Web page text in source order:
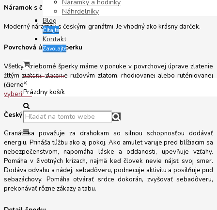
Náramky a hodinky
Náhrdelníky
Blog
Čítajte
Kontakt
Zavolajte
Prázdny košík
×
Prázdny košík
Náramok s českým granátom
Moderný náramok s českými granátmi. Je vhodný ako krásny darček.
Povrchová úprava šperku
Všetky strieborné šperky máme v ponuke v povrchovej úprave zlatenie
žltým zlatom, zlatenie ružovým zlatom, rhodiovanej alebo ruténiovanej
(čierne antik striebro). Záleží len od Vašej chuti a od Vášho vkusu,
vyberiete.
Český granát
Granát sa považuje za drahokam so silnou schopnosťou dodávať
energiu. Prináša túžbu ako aj pokoj. Ako amulet varuje pred blížiacim sa
nebezpečenstvom, napomáha láske a oddanosti, upevňuje vzťahy.
Pomáha v životných krízach, najmä keď človek nevie nájsť svoj smer.
Dodáva odvahu a nádej, sebadôveru, podnecuje aktivitu a posilňuje pud
sebazáchovy. Pomáha otvárať srdce dokorán, zvyšovať sebadôveru,
prekonávať rôzne zákazy a tabu.